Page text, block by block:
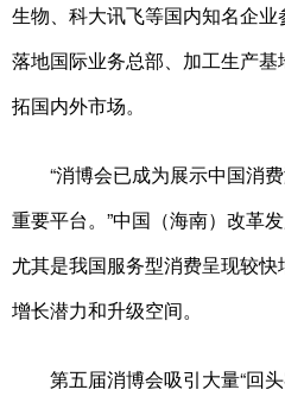
生物、科大讯飞等国内知名企
落地国际业务总部、加工生产
拓国内外市场。
“消博会已成为展示中国消费
重要平台。”中国（海南）改革
尤其是我国服务型消费呈现较
增长潜力和升级空间。
第五届消博会吸引大量“回头